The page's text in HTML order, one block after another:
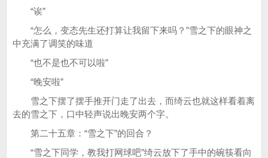
“诶”
“怎么，变态先生还打算让我留下来吗？”雪之下的眼神之
中充满了调笑的味道
“也不是也不可以啦”
“晚安啦”
雪之下摆了摆手推开门走了出去，而绮云也就这样看着离
去的雪之下，口中轻声说出晚安两个字。
第二十五章：“雪之下”的回合？
“雪之下同学，教我打网球吧”绮云放下了手中的碗筷看向